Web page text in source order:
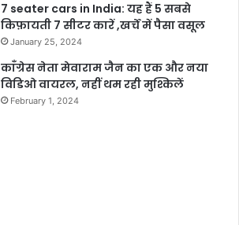
7 seater cars in India: यह हैं 5 सबसे
किफ़ायती 7 सीटर कारें ,खर्चें में पैसा वसूल
January 25, 2024
काँग्रेस नेता मेवाराम जैन का एक और नया
विडिओ वायरल, नहीं थम रही मुश्किलें
February 1, 2024